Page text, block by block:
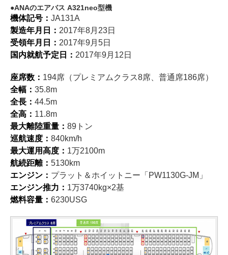
ANAのエアバス A321neo型機
機体記号： JA131A
製造年月日： 2017年8月23日
受領年月日： 2017年9月5日
国内就航予定日： 2017年9月12日
座席数： 194席（プレミアムクラス8席、普通席186席）
全幅： 35.8m
全長： 44.5m
全高： 11.8m
最大離陸重量： 89トン
巡航速度： 840km/h
最大運用高度： 1万2100m
航続距離： 5130km
エンジン： プラット＆ホイットニー「PW1130G-JM」
エンジン推力： 1万3740kg×2基
燃料容量： 6230USG